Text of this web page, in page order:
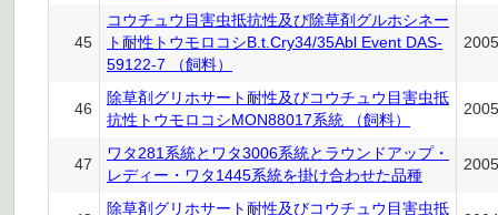
45
コウチュウ目害虫抵抗性及び除草剤グルホシネー
ト耐性トウモロコシB.t.Cry34/35Abl Event DAS-
59122-7 （飼料）
46
除草剤グリホサート耐性及びコウチュウ目害虫抵
抗性トウモロコシMON88017系統 （飼料）
47
ワタ281系統とワタ3006系統とラウンドアップ・
レディー・ワタ1445系統を掛け合わせた品種
除草剤グリホサート耐性及びコウチュウ目害虫抵